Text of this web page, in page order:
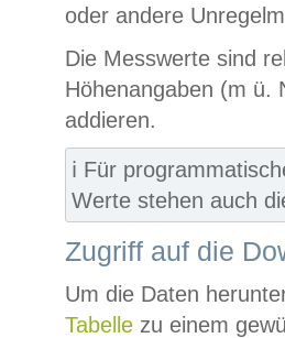
oder andere
Die Messwerte sind
Höhenangaben (m ü.
addieren.
ℹ️ Für
Werte stehen auch
Zugriff auf die
Um die Daten
Tabelle zu einem